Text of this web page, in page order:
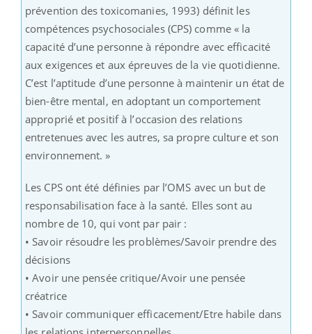
prévention des toxicomanies, 1993) définit les
compétences psychosociales (CPS) comme « la
capacité d’une personne à répondre avec efficacité
aux exigences et aux épreuves de la vie quotidienne.
C’est l’aptitude d’une personne à maintenir un état de
bien-être mental, en adoptant un comportement
approprié et positif à l’occasion des relations
entretenues avec les autres, sa propre culture et son
environnement. »
Les CPS ont été définies par l’OMS avec un but de
responsabilisation face à la santé. Elles sont au
nombre de 10, qui vont par pair :
• Savoir résoudre les problèmes/Savoir prendre des
décisions
• Avoir une pensée critique/Avoir une pensée
créatrice
• Savoir communiquer efficacement/Etre habile dans